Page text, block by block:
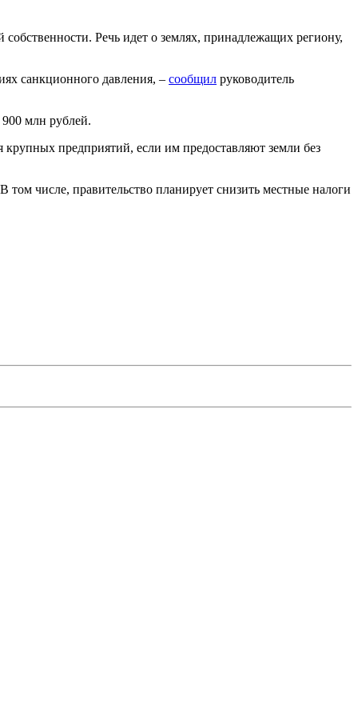
Речь идет о землях, принадлежащих региону,
санкционного давления, – сообщил руководитель
млн рублей.
предприятий, если им предоставляют земли без
том числе, правительство планирует снизить местные налоги